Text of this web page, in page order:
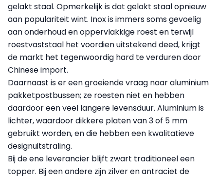
gelakt staal. Opmerkelijk is dat gelakt staal opnieuw
aan populariteit wint. Inox is immers soms gevoelig
aan onderhoud en oppervlakkige roest en terwijl
roestvaststaal het voordien uitstekend deed, krijgt
de markt het tegenwoordig hard te verduren door
Chinese import.
Daarnaast is er een groeiende vraag naar aluminium
pakketpostbussen; ze roesten niet en hebben
daardoor een veel langere levensduur. Aluminium is
lichter, waardoor dikkere platen van 3 of 5 mm
gebruikt worden, en die hebben een kwalitatieve
designuitstraling.
Bij de ene leverancier blijft zwart traditioneel een
topper. Bij een andere zijn zilver en antraciet de